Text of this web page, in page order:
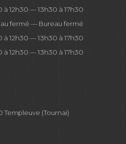
à 12h30 — 13h30 à 17h30
fermé — Bureau fermé
à 12h30 — 13h30 à 17h30
à 12h30 — 13h30 à 17h30
Templeuve (Tournai)